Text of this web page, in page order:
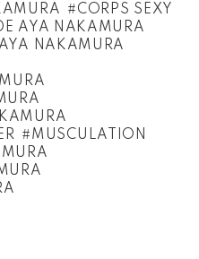
CORPS SEXY
AYA NAKAMURA
NAKAMURA
MUSCULATION